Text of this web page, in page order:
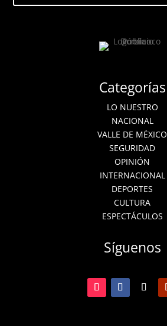
Categorías
LO NUESTRO
NACIONAL
VALLE DE MÉXICO
SEGURIDAD
OPINIÓN
INTERNACIONAL
DEPORTES
CULTURA
ESPECTÁCULOS
Síguenos